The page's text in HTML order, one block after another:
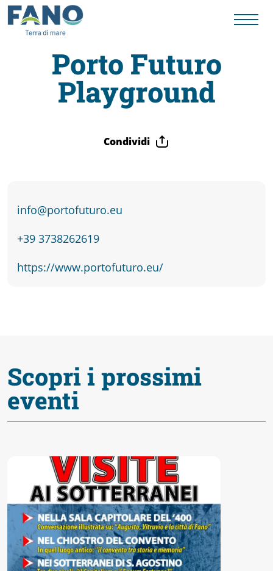
Fano
Cose
da
fare
Enogastronomia
Guide
Fano
Accessibili
Porto Futuro
Playground
Condividi
info@portofuturo.eu
+39 3738262619
https://www.portofuturo.eu/
Scopri i prossimi
eventi